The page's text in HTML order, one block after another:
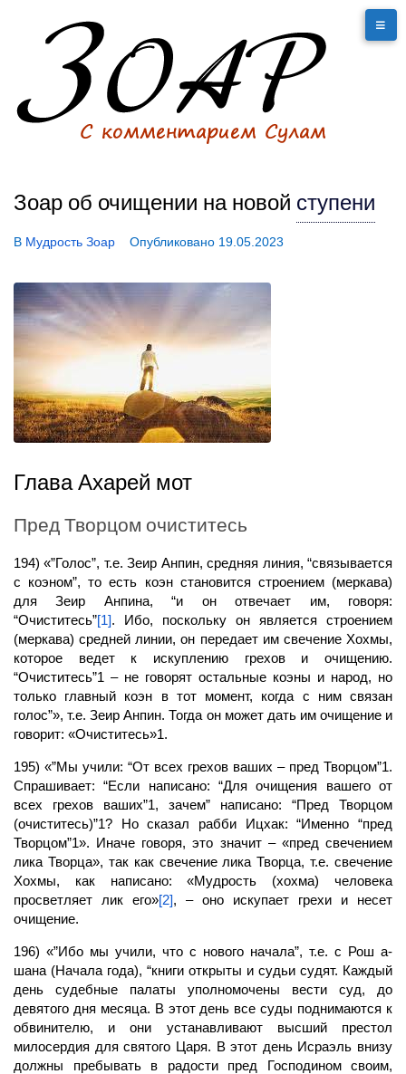
Зоар об очищении на новой ступени
В Мудрость Зоар Опубликовано 19.05.2023
Глава Ахарей мот
Пред Творцом очиститесь
194) «”Голос”, т.е. Зеир Анпин, средняя линия, “связывается
с коэном”, то есть коэн становится строением (меркава)
для Зеир Анпина, “и он отвечает им, говоря:
“Очиститесь”[1]. Ибо, поскольку он является строением
(меркава) средней линии, он передает им свечение Хохмы,
которое ведет к искуплению грехов и очищению.
“Очиститесь”1 – не говорят остальные коэны и народ, но
только главный коэн в тот момент, когда с ним связан
голос”», т.е. Зеир Анпин. Тогда он может дать им очищение и
говорит: «Очиститесь»1.
195) «”Мы учили: “От всех грехов ваших – пред Творцом”1.
Спрашивает: “Если написано: “Для очищения вашего от
всех грехов ваших”1, зачем” написано: “Пред Творцом
(очиститесь)”1? Но сказал рабби Ицхак: “Именно “пред
Творцом”1». Иначе говоря, это значит – «пред свечением
лика Творца», так как свечение лика Творца, т.е. свечение
Хохмы, как написано: «Мудрость (хохма) человека
просветляет лик его»[2], – оно искупает грехи и несет
очищение.
196) «”Ибо мы учили, что с нового начала”, т.е. с Рош а-
шана (Начала года), “книги открыты и судьи судят. Каждый
день судебные палаты уполномочены вести суд, до
девятого дня месяца. В этот день все суды поднимаются к
обвинителю, и они устанавливают высший престол
милосердия для святого Царя. В этот день Исраэль внизу
должны пребывать в радости пред Господином своим,